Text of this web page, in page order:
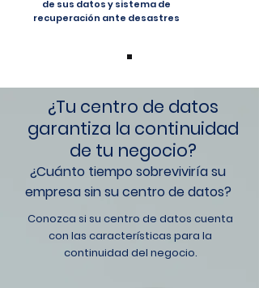
de sus datos y sistema de
recuperación ante desastres
¿Tu centro de datos
garantiza la continuidad
de tu negocio?
¿Cuánto tiempo sobreviviría su
empresa sin su centro de datos?
Conozca si su centro de datos cuenta
con las características para la
continuidad del negocio.